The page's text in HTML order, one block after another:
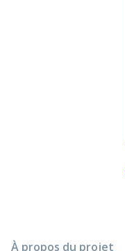
À propos du projet